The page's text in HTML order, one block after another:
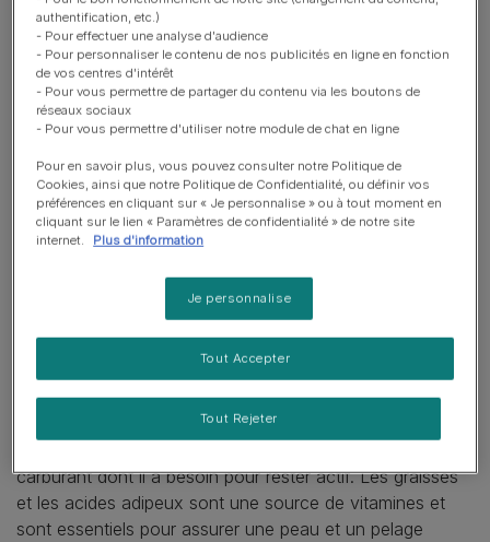
de vitamines et de nutriments. Mais dans une juste
proportion ! Voici les six principaux groupes de
nutriments essentiels au chien.
Les protéines
Les protéines sont les éléments de base pour
l’organisme. Les protéines avec lesquelles vous alimentez
votre chien (par exemple du poulet ou du bœuf)
muscles, de la peau, des poils, des anticorps, des
enzymes, des caillots sanguins, de l’hémoglobine et des
hormones.
Les graisses
carburant dont il a besoin pour rester actif. Les graisses
et les acides adipeux sont une source de vitamines et
sont essentiels pour assurer une peau et un pelage
authentification, etc.)
- Pour effectuer une analyse d'audience
- Pour personnaliser le contenu de nos publicités en ligne en fonction
de vos centres d'intérêt
- Pour vous permettre de partager du contenu via les boutons de
réseaux sociaux
- Pour vous permettre d'utiliser notre module de chat en ligne
Pour en savoir plus, vous pouvez consulter notre Politique de
Cookies, ainsi que notre Politique de Confidentialité, ou définir vos
préférences en cliquant sur « Je personnalise » ou à tout moment en
cliquant sur le lien « Paramètres de confidentialité » de notre site
internet.
Plus d'information
Je personnalise
Tout Rejeter
Tout Accepter